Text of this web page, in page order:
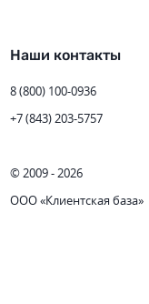
Наши контакты
8 (800) 100-0936
+7 (843) 203-5757
© 2009 - 2026
ООО «Клиентская база»